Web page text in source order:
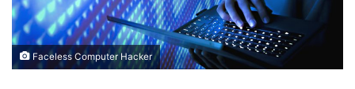
Faceless Computer Hacker